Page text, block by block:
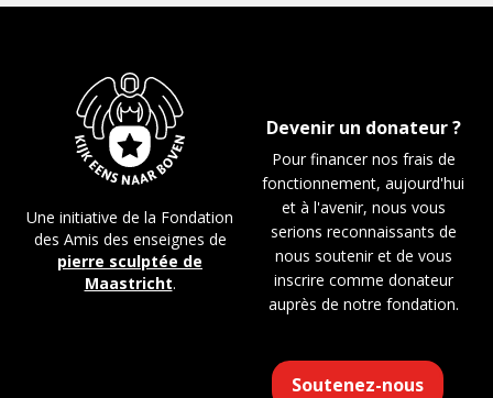
Devenir un donateur ?
Pour financer nos frais de
fonctionnement, aujourd'hui
et à l'avenir, nous vous
serions reconnaissants de
nous soutenir et de vous
inscrire comme donateur
auprès de notre fondation.
Soutenez-nous
Une initiative de la Fondation
des Amis des enseignes de
pierre sculptée de
Maastricht.